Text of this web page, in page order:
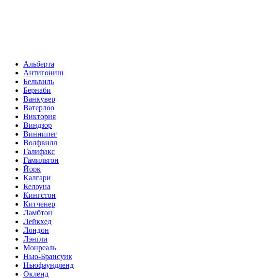
Альберта
Антигониш
Бельвиль
Бернаби
Ванкувер
Ватерлоо
Виктория
Виндзор
Виннипег
Волфвилл
Галифакс
Гамильтон
Йорк
Калгари
Келоуна
Кингстон
Китченер
Ламбтон
Лейкхед
Лондон
Лэнгли
Монреаль
Нью-Брансуик
Ньюфаундленд
Окленд